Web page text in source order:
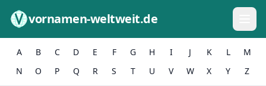
vornamen-weltweit.de
A B C D E F G H I J K L
M
N
O P Q R S T U V W X Y Z